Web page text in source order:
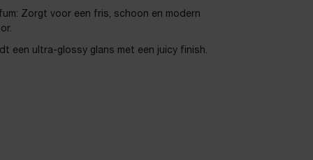
Zorgt voor een fris, schoon en modern
een ultra-glossy glans met een juicy finish.